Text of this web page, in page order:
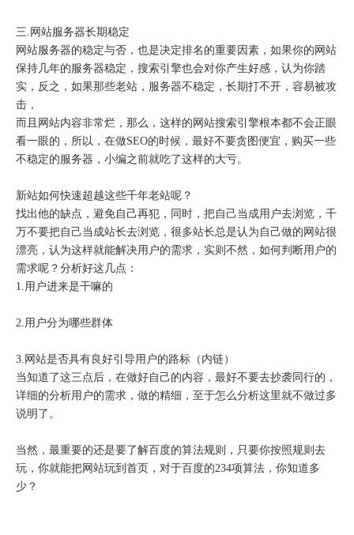
三.网站服务器长期稳定
网站服务器的稳定与否，也是决定排名的重要因素，如果你的网站
保持几年的服务器稳定，搜索引擎也会对你产生好感，认为你踏
实，反之，如果那些老站，服务器不稳定，长期打不开，容易被攻
击，
而且网站内容非常烂，那么，这样的网站搜索引擎根本都不会正眼
看一眼的，所以，在做SEO的时候，最好不要贪图便宜，购买一些
不稳定的服务器，小编之前就吃了这样的大亏。
新站如何快速超越这些千年老站呢？
找出他的缺点，避免自己再犯，同时，把自己当成用户去浏览，千
万不要把自己当成站长去浏览，很多站长总是认为自己做的网站很
漂亮，认为这样就能解决用户的需求，实则不然，如何判断用户的
需求呢？分析好这几点：
1.用户进来是干嘛的
2.用户分为哪些群体
3.网站是否具有良好引导用户的路标（内链）
当知道了这三点后，在做好自己的内容，最好不要去抄袭同行的，
详细的分析用户的需求，做的精细，至于怎么分析这里就不做过多
说明了。
当然，最重要的还是要了解百度的算法规则，只要你按照规则去
玩，你就能把网站玩到首页，对于百度的234项算法，你知道多
少？